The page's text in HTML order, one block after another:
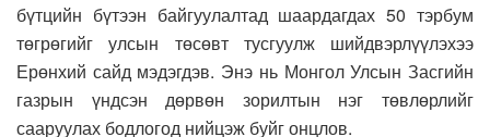
бүтцийн бүтээн байгуулалтад шаардагдах 50 тэрбум
төгрөгийг улсын төсөвт тусгуулж шийдвэрлүүлэхээ
Ерөнхий сайд мэдэгдэв. Энэ нь Монгол Улсын Засгийн
газрын үндсэн дөрвөн зорилтын нэг төвлөрлийг
сааруулах бодлогод нийцэж буйг онцлов.